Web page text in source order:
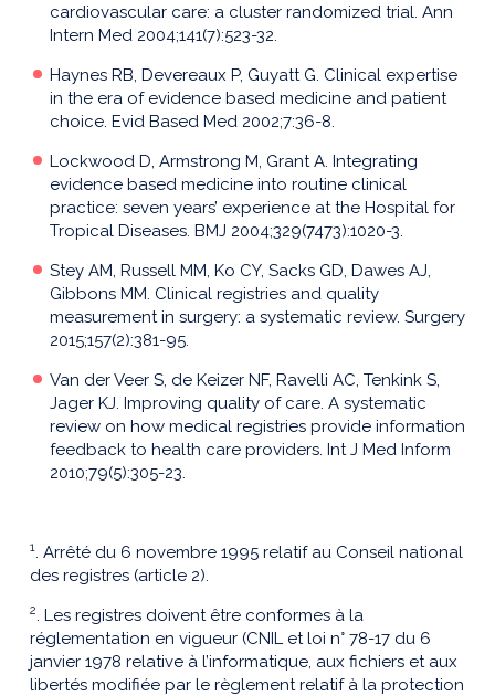
cardiovascular care: a cluster randomized trial. Ann
Intern Med 2004;141(7):523-32.
Haynes RB, Devereaux P, Guyatt G. Clinical expertise
in the era of evidence based medicine and patient
choice. Evid Based Med 2002;7:36-8.
Lockwood D, Armstrong M, Grant A. Integrating
evidence based medicine into routine clinical
practice: seven years’ experience at the Hospital for
Tropical Diseases. BMJ 2004;329(7473):1020-3.
Stey AM, Russell MM, Ko CY, Sacks GD, Dawes AJ,
Gibbons MM. Clinical registries and quality
measurement in surgery: a systematic review. Surgery
2015;157(2):381-95.
Van der Veer S, de Keizer NF, Ravelli AC, Tenkink S,
Jager KJ. Improving quality of care. A systematic
review on how medical registries provide information
feedback to health care providers. Int J Med Inform
2010;79(5):305-23.
1. Arrêté du 6 novembre 1995 relatif au Conseil national
des registres (article 2).
2. Les registres doivent être conformes à la
réglementation en vigueur (CNIL et loi n° 78-17 du 6
janvier 1978 relative à l’informatique, aux fichiers et aux
libertés modifiée par le règlement relatif à la protection